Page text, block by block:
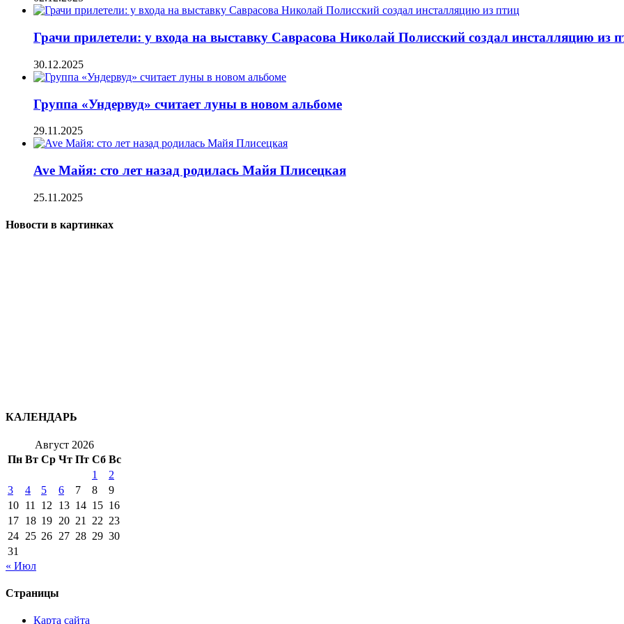
Грачи прилетели: у входа на выставку Саврасова Николай Полисский создал инсталляцию из
30.12.2025
Группа «Ундервуд» считает луны в новом альбоме
29.11.2025
Ave Майя: сто лет назад родилась Майя Плисецкая
25.11.2025
Новости в картинках
КАЛЕНДАРЬ
Август 2026
Пн Вт Ср Чт Пт Сб Вс
1
2
3
4 5 6 7 8
9
10 11 12 13 14 15 16
17 18 19 20 21 22 23
24 25 26 27 28 29 30
31
« Июл
Страницы
Карта сайта